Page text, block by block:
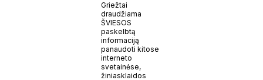
Griežtai
draudžiama
ŠVIESOS
paskelbtą
informaciją
panaudoti kitose
interneto
svetainėse,
žiniasklaidos